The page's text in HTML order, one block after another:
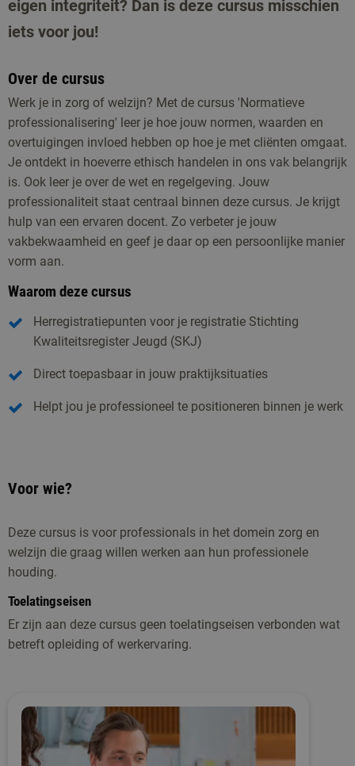
eigen integriteit? Dan is deze cursus misschien
iets voor jou!
Over de cursus
Werk je in zorg of welzijn? Met de cursus 'Normatieve
professionalisering' leer je hoe jouw normen, waarden en
overtuigingen invloed hebben op hoe je met cliënten omgaat.
Je ontdekt in hoeverre ethisch handelen in ons vak belangrijk
is. Ook leer je over de wet en regelgeving. Jouw
professionaliteit staat centraal binnen deze cursus. Je krijgt
hulp van een ervaren docent. Zo verbeter je jouw
vakbekwaamheid en geef je daar op een persoonlijke manier
vorm aan.
Waarom deze cursus
Herregistratiepunten voor je registratie Stichting
Kwaliteitsregister Jeugd (SKJ)
Direct toepasbaar in jouw praktijksituaties
Helpt jou je professioneel te positioneren binnen je werk
Voor wie?
Deze cursus is voor professionals in het domein zorg en
welzijn die graag willen werken aan hun professionele
houding.
Toelatingseisen
Er zijn aan deze cursus geen toelatingseisen verbonden wat
betreft opleiding of werkervaring.